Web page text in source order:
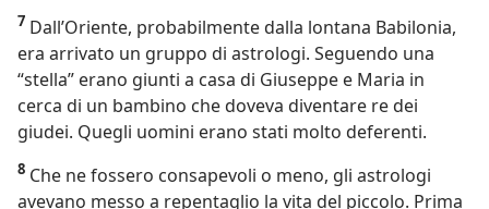
7 Dall’Oriente, probabilmente dalla lontana Babilonia,
era arrivato un gruppo di astrologi. Seguendo una
“stella” erano giunti a casa di Giuseppe e Maria in
cerca di un bambino che doveva diventare re dei
giudei. Quegli uomini erano stati molto deferenti.
8 Che ne fossero consapevoli o meno, gli astrologi
avevano messo a repentaglio la vita del piccolo. Prima